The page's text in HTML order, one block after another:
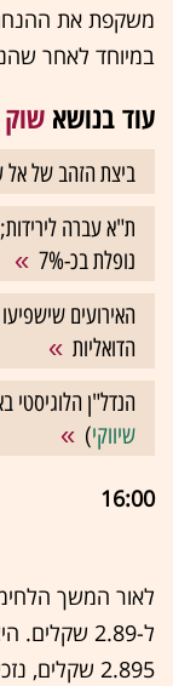
משקפת את
במיוחד לאחר שהנייר זינק ב-
עוד בנושא
ביצת הזהב של אל
נופלת בכ-7%
האירועים
הדואליות
הנדל"ן הלוגיסטי
שיווקי)
16:00
לאור המשך
ל-2.89
2.895